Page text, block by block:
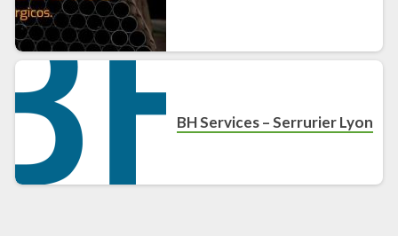
BH Services – Serrurier Lyon